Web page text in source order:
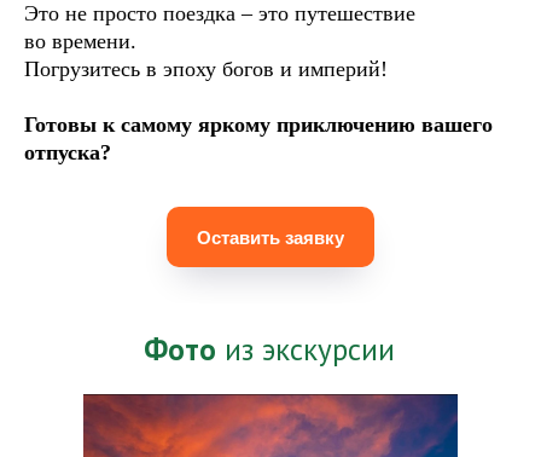
Это не просто поездка – это путешествие
во времени.
Погрузитесь в эпоху богов и империй!
Готовы к самому яркому приключению вашего
отпуска?
Оставить заявку
Фото из экскурсии